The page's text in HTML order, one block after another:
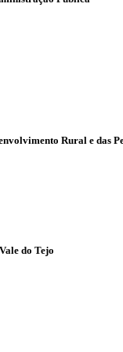
Rural e das
do Tejo